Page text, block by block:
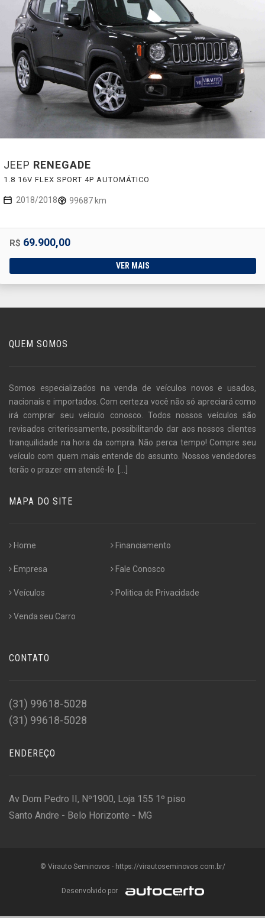
JEEP RENEGADE
1.8 16V FLEX SPORT 4P AUTOMÁTICO
2018/2018 99687 km
R$ 69.900,00
VER MAIS
QUEM SOMOS
Somos especializados na venda de veículos novos e usados,
nacionais e importados. Com certeza você não só apreciará como
irá comprar seu veículo conosco. Todos nossos veículos são
revisados criteriosamente, possibilitando dar aos nossos clientes
tranquilidade na hora da compra. Não perca tempo! Compre seu
veículo com quem mais entende do assunto. Nossos vendedores
terão o prazer em atendê-lo.
MAPA DO SITE
Home
Empresa
Veículos
Venda seu Carro
Financiamento
Fale Conosco
Politica de Privacidade
CONTATO
(31) 99618-5028
(31) 99618-5028
ENDEREÇO
Av Dom Pedro II, Nº1900, Loja 155 1º piso
Santo Andre - Belo Horizonte - MG
© Virauto Seminovos - https://virautoseminovos.com.br/
Desenvolvido por